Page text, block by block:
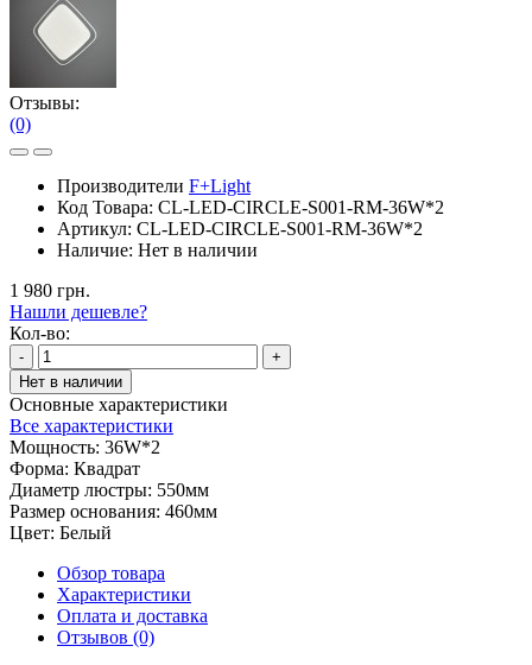
Отзывы:
(0)
Производители F+Light
Код Товара: CL-LED-CIRCLE-S001-RM-36W*2
Артикул: CL-LED-CIRCLE-S001-RM-36W*2
Наличие: Нет в наличии
1 980 грн.
Нашли дешевле?
Кол-во:
-
+
Нет в наличии
Основные характеристики
Все характеристики
Мощность: 36W*2
Форма: Квадрат
Диаметр люстры: 550мм
Размер основания: 460мм
Цвет: Белый
Обзор товара
Характеристики
Оплата и доставка
Отзывов (0)